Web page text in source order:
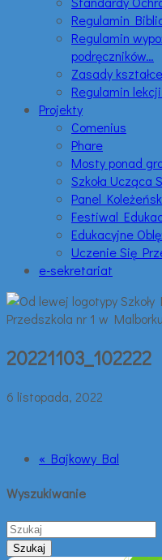
Regulamin
Regulamin
podręczników…
Zasady
Regulamin
Projekty
Comenius
Phare
Mosty ponad
Szkoła Ucząca
Panel
Festiwal
Edukacyjne
Uczenie Się
e-sekretariat
20221103_102222
6 listopada, 2022
« Bajkowy Bal
Wyszukiwanie